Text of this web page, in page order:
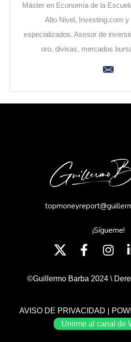
Máster en Economía de la
Alto Nivel, Investing.com y
especializados. Asesor de
oro, divisas, mercados
¡Sígueme!
©Guillermo Barba 2024 \
AVISO DE PRIVACIDAD |
Unirme al canal de